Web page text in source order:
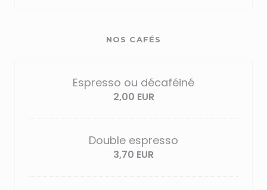
NOS CAFÉS
Espresso ou décaféiné
2,00 EUR
Double espresso
3,70 EUR